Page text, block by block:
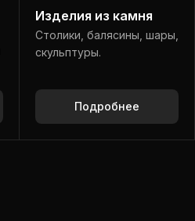
Изделия из камня
Столики, балясины, шары,
скульптуры.
Подробнее